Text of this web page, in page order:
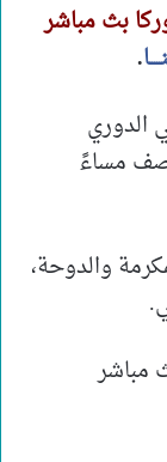
بث مباشر
.
الدوري
مساءً
والدوحة،
مباشر